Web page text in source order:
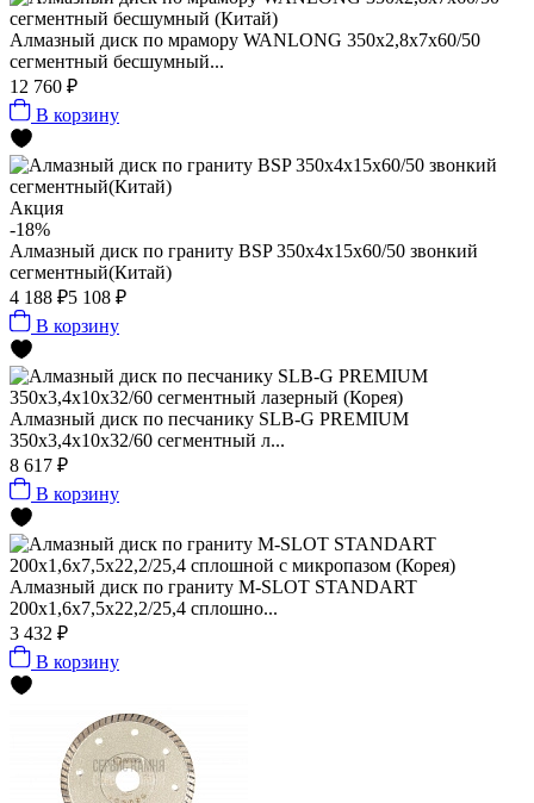
Алмазный диск по мрамору WANLONG 350х2,8х7х60/50
сегментный бесшумный...
12 760 ₽
В корзину
Акция
-18%
Алмазный диск по граниту BSP 350x4x15x60/50 звонкий
сегментный(Китай)
4 188 ₽5 108 ₽
В корзину
Алмазный диск по песчанику SLB-G PREMIUM
350х3,4х10х32/60 сегментный л...
8 617 ₽
В корзину
Алмазный диск по граниту M-SLOT STANDART
200x1,6x7,5x22,2/25,4 сплошно...
3 432 ₽
В корзину